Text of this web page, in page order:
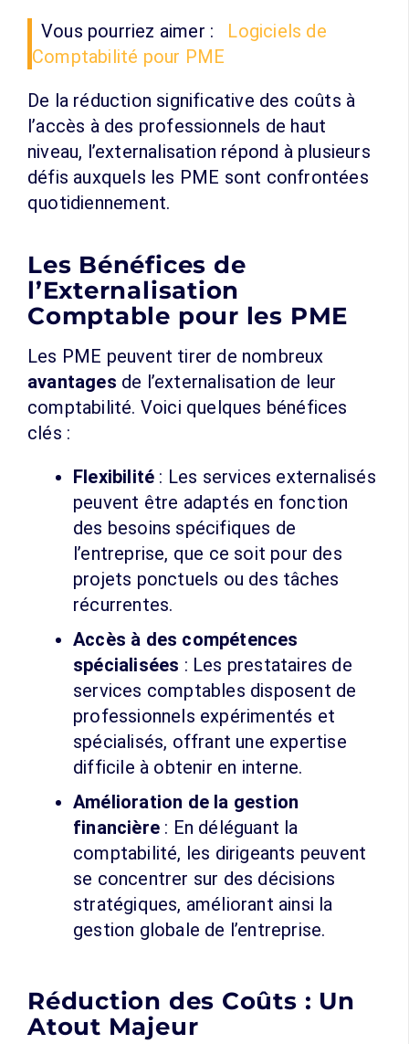
Vous pourriez aimer :
Logiciels de
Comptabilité pour PME
De la réduction significative des coûts à
l’accès à des professionnels de haut
niveau, l’externalisation répond à plusieurs
défis auxquels les PME sont confrontées
quotidiennement.
Les Bénéfices de
l’Externalisation
Comptable pour les PME
Les PME peuvent tirer de nombreux
avantages de l’externalisation de leur
comptabilité. Voici quelques bénéfices
clés :
Flexibilité : Les services externalisés
peuvent être adaptés en fonction
des besoins spécifiques de
l’entreprise, que ce soit pour des
projets ponctuels ou des tâches
récurrentes.
Accès à des compétences
spécialisées : Les prestataires de
services comptables disposent de
professionnels expérimentés et
spécialisés, offrant une expertise
difficile à obtenir en interne.
Amélioration de la gestion
financière : En déléguant la
comptabilité, les dirigeants peuvent
se concentrer sur des décisions
stratégiques, améliorant ainsi la
gestion globale de l’entreprise.
Réduction des Coûts : Un
Atout Majeur